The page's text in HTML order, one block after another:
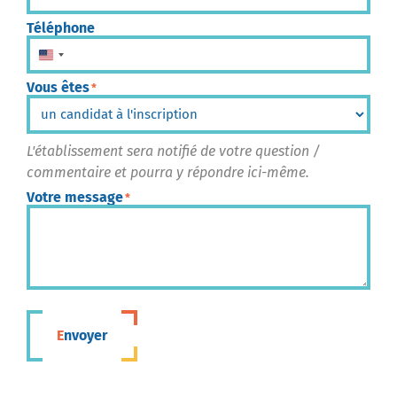
Téléphone
États-Unis +1
Vous êtes*
L'établissement sera notifié de votre question /
commentaire et pourra y répondre ici-même.
Votre message*
Envoyer